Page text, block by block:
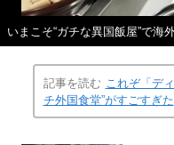
いまこそ“ガチな異国飯屋”で海
記事を読む これぞ「デ
チ外国食堂”がすごすぎた